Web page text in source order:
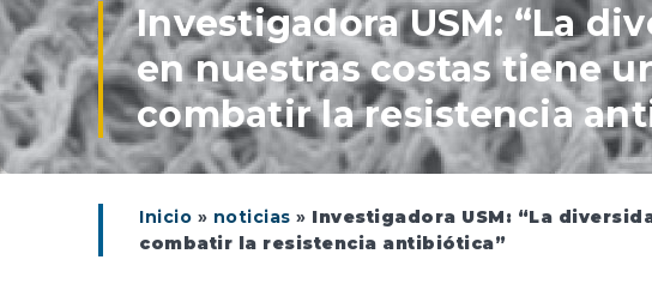
Investigadora USM: “La
en nuestras costas tiene
combatir la resistencia
Inicio » noticias » Investigadora USM: “La
combatir la resistencia antibiótica”